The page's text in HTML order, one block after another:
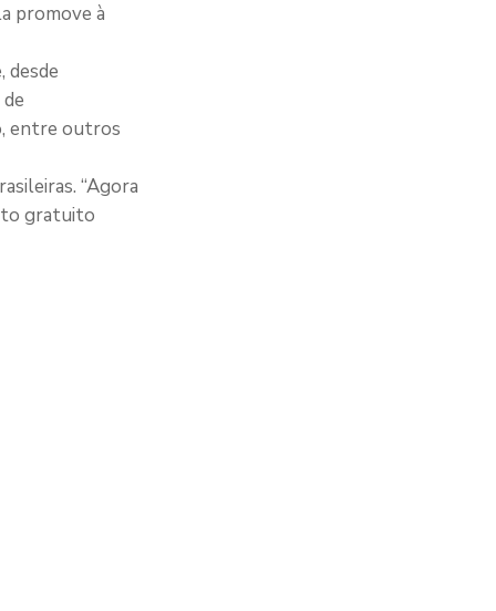
promove à
desde
entre outros
“Agora
gratuito